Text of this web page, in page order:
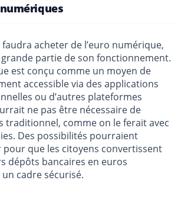
faudra acheter de l’euro numérique,
partie de son fonctionnement.
est conçu comme un moyen de
accessible via des applications
ou d’autres plateformes
ne pas être nécessaire de
traditionnel, comme on le ferait avec
Des possibilités pourraient
pour que les citoyens convertissent
dépôts bancaires en euros
cadre sécurisé.